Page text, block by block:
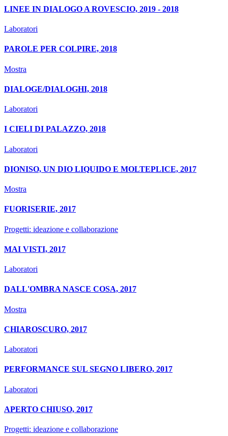
LINEE IN DIALOGO A ROVESCIO, 2019 - 2018
Laboratori
PAROLE PER COLPIRE, 2018
Mostra
DIALOGE/DIALOGHI, 2018
Laboratori
I CIELI DI PALAZZO, 2018
Laboratori
DIONISO, UN DIO LIQUIDO E MOLTEPLICE, 2017
Mostra
FUORISERIE, 2017
Progetti: ideazione e collaborazione
MAI VISTI, 2017
Laboratori
DALL'OMBRA NASCE COSA, 2017
Mostra
CHIAROSCURO, 2017
Laboratori
PERFORMANCE SUL SEGNO LIBERO, 2017
Laboratori
APERTO CHIUSO, 2017
Progetti: ideazione e collaborazione